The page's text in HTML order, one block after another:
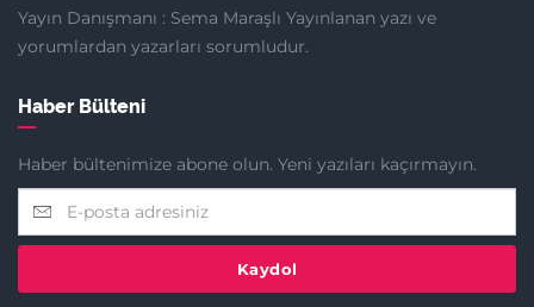
Yayın Danışmanı : Sema Maraşlı Yayınlanan yazı ve
yorumlardan yazarları sorumludur.
Haber Bülteni
Haber bültenimize abone olun. Yeni yazıları kaçırmayın.
Kaydol